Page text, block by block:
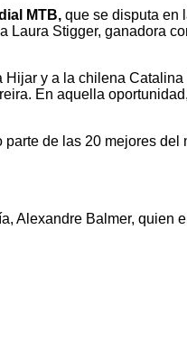
MTB, que se disputa en
Laura Stigger, ganadora
y a la chilena Catalina
En aquella
de las 20 mejores del
Alexandre Balmer, quien